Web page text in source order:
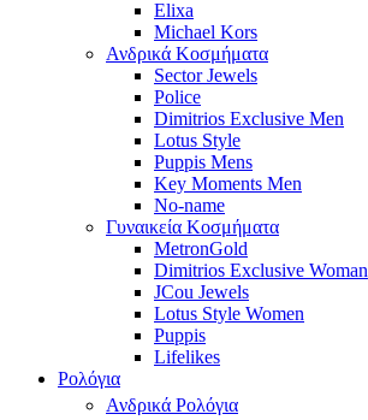
Elixa
Michael Kors
Ανδρικά Κοσμήματα
Sector Jewels
Police
Dimitrios Exclusive Men
Lotus Style
Puppis Mens
Key Moments Men
No-name
Γυναικεία Κοσμήματα
MetronGold
Dimitrios Exclusive Woman
JCou Jewels
Lotus Style Women
Puppis
Lifelikes
Ρολόγια
Ανδρικά Ρολόγια